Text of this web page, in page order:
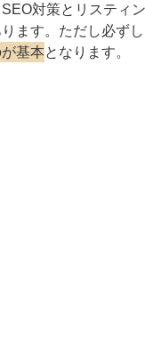
対策とリスティ
ます。ただし必ず
基本となります。